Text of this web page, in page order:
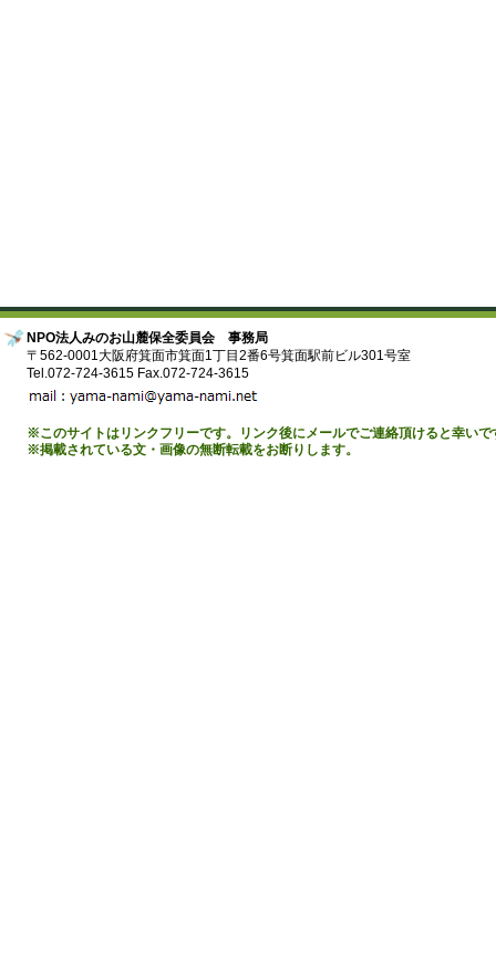
NPO法人みのお山麓保全委員会 事務局
〒562-0001大阪府箕面市箕面1丁目2番6号箕面駅前ビル301号室
Tel.072-724-3615 Fax.072-724-3615
※このサイトはリンクフリーです。リンク後にメールでご連絡頂けると幸いで
※掲載されている文・画像の無断転載をお断りします。